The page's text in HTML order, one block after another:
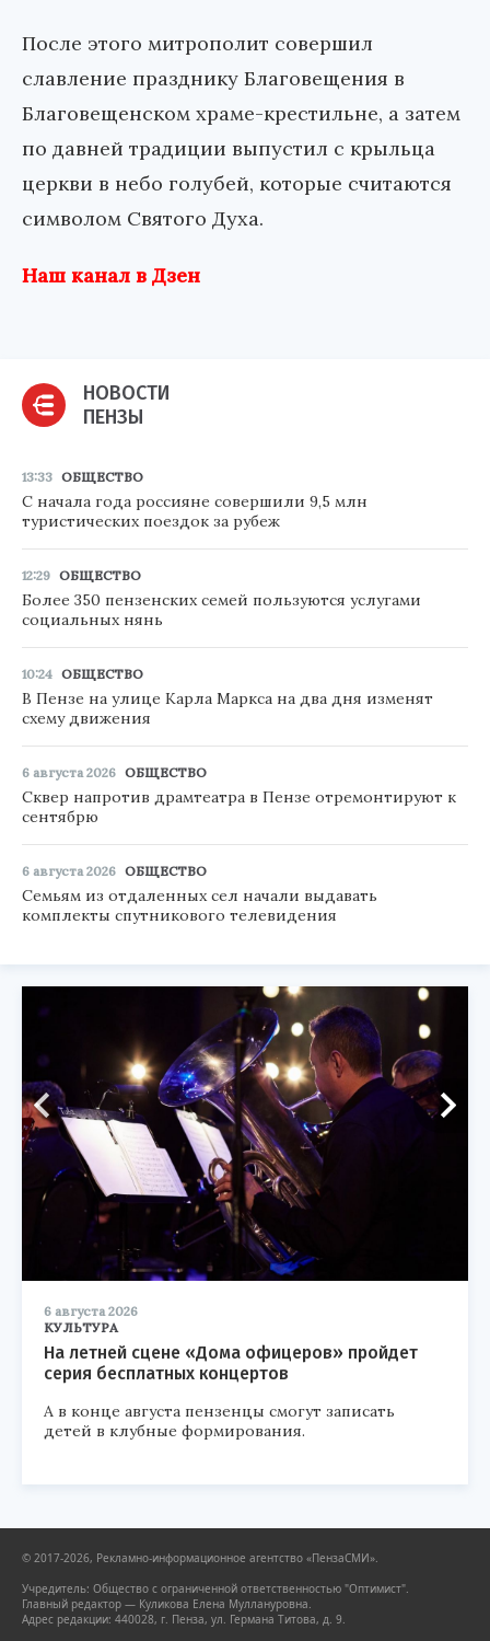
После этого митрополит совершил
славление празднику Благовещения в
Благовещенском храме-крестильне, а затем
по давней традиции выпустил с крыльца
церкви в небо голубей, которые считаются
символом Святого Духа.
Наш канал в Дзен
НОВОСТИ
ПЕНЗЫ
13:33 ОБЩЕСТВО
С начала года россияне совершили 9,5 млн
туристических поездок за рубеж
12:29 ОБЩЕСТВО
Более 350 пензенских семей пользуются услугами
социальных нянь
10:24 ОБЩЕСТВО
В Пензе на улице Карла Маркса на два дня изменят
схему движения
6 августа 2026 ОБЩЕСТВО
Сквер напротив драмтеатра в Пензе отремонтируют к
сентябрю
6 августа 2026 ОБЩЕСТВО
Семьям из отдаленных сел начали выдавать
комплекты спутникового телевидения
6 августа 2026
КУЛЬТУРА
На летней сцене «Дома офицеров» пройдет
серия бесплатных концертов
А в конце августа пензенцы смогут записать
детей в клубные формирования.
© 2017-2026, Рекламно-информационное агентство «ПензаСМИ».
Учредитель: Общество с ограниченной ответственностью "Оптимист".
Главный редактор — Куликова Елена Муллануровна.
Адрес редакции: 440028, г. Пенза, ул. Германа Титова, д. 9.